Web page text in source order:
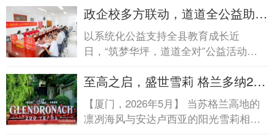
酒厂，正以一...
政企校多方联动，道道全公益助考
行动落地华坪政企校多方联动，道
道全公益助考行动落地华坪
以系统化公益支持全县教育成长近
日，“筑梦华坪，道道全对”公益活动在
联合峰学未来等...
至高之启，盛世雪莉 格兰多纳200
周年盛典暨56年...至高之启，盛世
雪莉 格兰多纳200周年盛典暨56
年...
【厦门，2026年5月】 当苏格兰高地的
凛冽海风与安达卢西亚的阳光雪莉相